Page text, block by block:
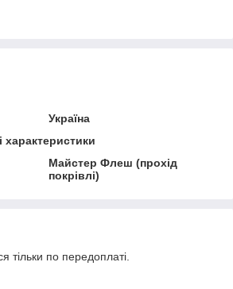
Україна
характеристики
Майстер Флеш (прохід
покрівлі)
тільки по передоплаті.